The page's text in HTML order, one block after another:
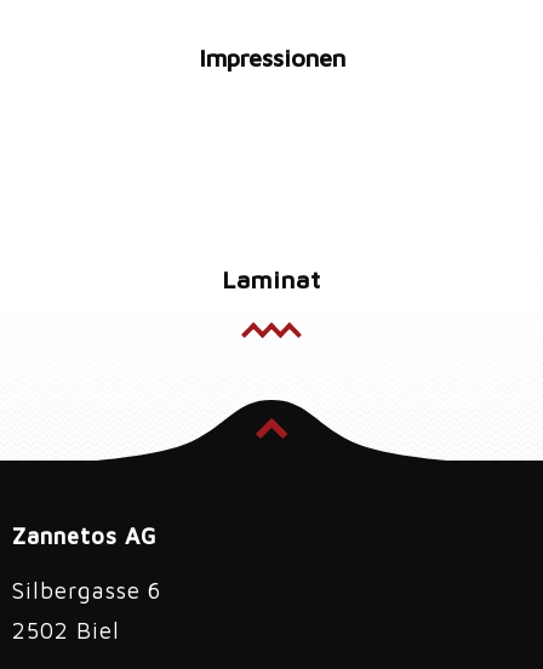
Impressionen
Laminat
Zannetos AG
Silbergasse 6
2502 Biel